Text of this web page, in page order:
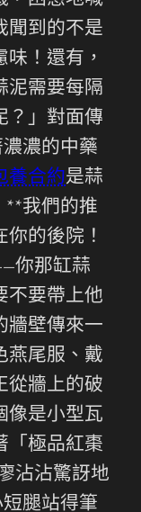
聞到的不是
！還有，
泥需要每隔
？」對面傳
濃的中藥
養合約是蒜
**我們的推
的後院！
你那缸蒜
不要帶上他
牆壁傳來一
燕尾服、戴
從牆上的破
像是小型瓦
「極品紅棗
沾沾驚訝地
腿站得筆